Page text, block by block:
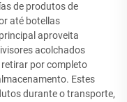
de produtos de
até botellas
aproveita
acolchados
por completo
Estes
durante o transporte,